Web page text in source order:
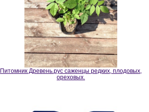
Питомник Древень.рус саженцы редких, плодовых,
ореховых.